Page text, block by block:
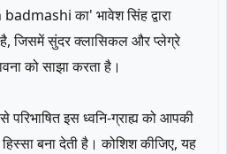
का' भावेश सिंह द्वारा
है, जिसमें सुंदर क्लासिकल और प्लेग्रे
को साझा करता है।
इस ध्वनि-ग्राह्य को आपकी
बना देती है। कोशिश कीजिए, यह